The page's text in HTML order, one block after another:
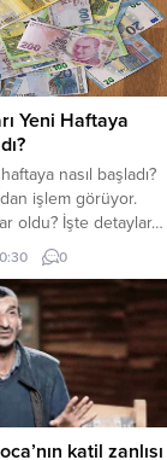
sürdürüyor.
TL’den işlem
dolar, saat 10.20
TL’den işlem
güne...
Yeni Haftaya
nasıl başladı?
işlem görüyor.
oldu? İşte detaylar…
risklerin
iç piyasalarda
pozitif
Döviz kurları
Geçtiğimiz
TL’den kapatan dolar,
TL’den işlem
Dolar, saat 10.30
0
katil zanlısı